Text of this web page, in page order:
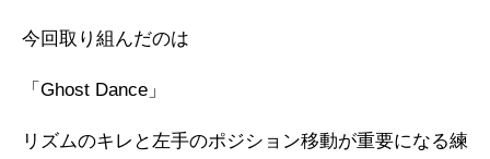
今回取り組んだのは
「Ghost Dance」
リズムのキレと左手のポジション移動が重要になる練